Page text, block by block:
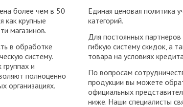
более чем в 50
как крупные
магазинов.
в обработке
систему.
и
полноценно
организациях.
Единая ценовая политика
категорий.
Для постоянных
гибкую систему скидок, а
товара на условиях
По вопросам
продукции вы можете
официальных
ниже. Наши специалисты